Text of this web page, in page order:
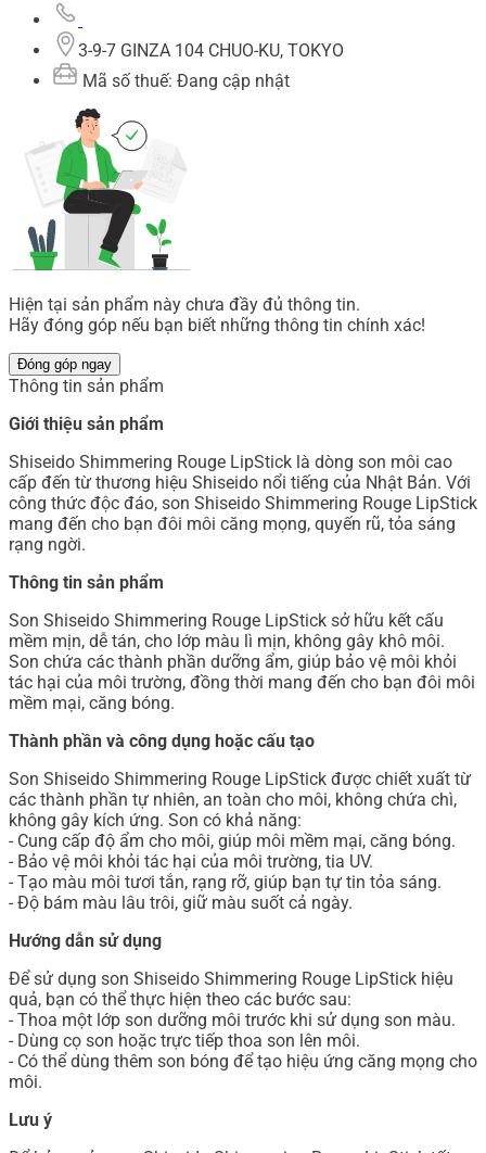
3-9-7 GINZA 104 CHUO-KU, TOKYO
Mã số thuế: Đang cập nhật
Hiện tại sản phẩm này chưa đầy đủ thông tin.
Hãy đóng góp nếu bạn biết những thông tin chính xác!
Đóng góp ngay
Thông tin sản phẩm
Giới thiệu sản phẩm
Shiseido Shimmering Rouge LipStick là dòng son môi cao
cấp đến từ thương hiệu Shiseido nổi tiếng của Nhật Bản. Với
công thức độc đáo, son Shiseido Shimmering Rouge LipStick
mang đến cho bạn đôi môi căng mọng, quyến rũ, tỏa sáng
rạng ngời.
Thông tin sản phẩm
Son Shiseido Shimmering Rouge LipStick sở hữu kết cấu
mềm mịn, dễ tán, cho lớp màu lì mịn, không gây khô môi.
Son chứa các thành phần dưỡng ẩm, giúp bảo vệ môi khỏi
tác hại của môi trường, đồng thời mang đến cho bạn đôi môi
mềm mại, căng bóng.
Thành phần và công dụng hoặc cấu tạo
Son Shiseido Shimmering Rouge LipStick được chiết xuất từ
các thành phần tự nhiên, an toàn cho môi, không chứa chì,
không gây kích ứng. Son có khả năng:
- Cung cấp độ ẩm cho môi, giúp môi mềm mại, căng bóng.
- Bảo vệ môi khỏi tác hại của môi trường, tia UV.
- Tạo màu môi tươi tắn, rạng rỡ, giúp bạn tự tin tỏa sáng.
- Độ bám màu lâu trôi, giữ màu suốt cả ngày.
Hướng dẫn sử dụng
Để sử dụng son Shiseido Shimmering Rouge LipStick hiệu
quả, bạn có thể thực hiện theo các bước sau:
- Thoa một lớp son dưỡng môi trước khi sử dụng son màu.
- Dùng cọ son hoặc trực tiếp thoa son lên môi.
- Có thể dùng thêm son bóng để tạo hiệu ứng căng mọng cho
môi.
Lưu ý